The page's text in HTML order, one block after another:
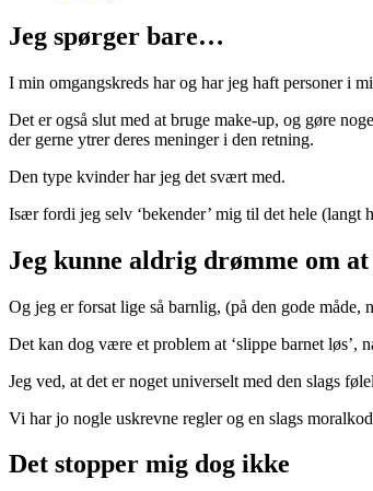
Jeg spørger bare…
I min omgangskreds har og har jeg haft personer i
Det er også slut med at bruge make-up, og gøre
der gerne ytrer deres meninger i den retning.
Den type kvinder har jeg det svært med.
Især fordi jeg selv ‘bekender’ mig til det hele
Jeg kunne aldrig drømme om
Og jeg er forsat lige så barnlig, (på den gode
Det kan dog være et problem at ‘slippe barnet
Jeg ved, at det er noget universelt med den slags
Vi har jo nogle uskrevne regler og en slags
Det stopper mig dog ikke